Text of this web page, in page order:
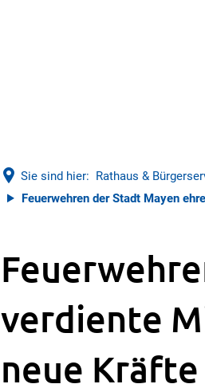
Sie sind hier: Rathaus &
Feuerwehren der Stadt Mayen
verdiente
neue Kräfte